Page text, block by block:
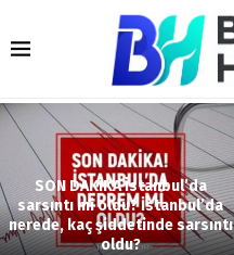
SON DAKİKA İstanbul’da
sarsıntı mi oldu? İstanbul’da
nerede, kaç şiddetinde sarsıntı
oldu?